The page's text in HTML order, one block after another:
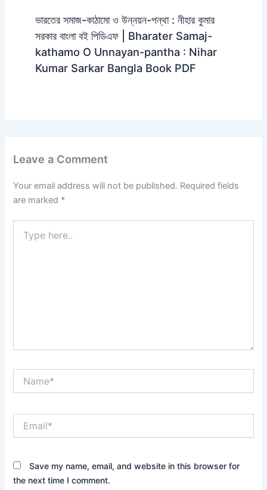
ভারতের সমাজ-কাঠামো ও উন্নয়ন-পন্থা : নীহার কুমার
সরকার বাংলা বই পিডিএফ | Bharater Samaj-
kathamo O Unnayan-pantha : Nihar
Kumar Sarkar Bangla Book PDF
Leave a Comment
Your email address will not be published. Required fields
are marked *
here..
Save my name, email, and website in this browser for
the next time I comment.